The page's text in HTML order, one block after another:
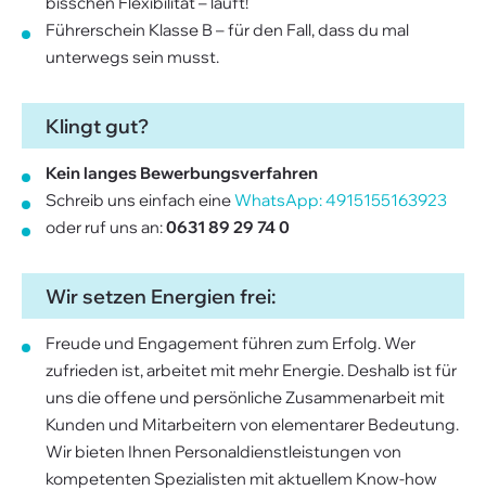
Führerschein Klasse B – für den Fall, dass du mal
unterwegs sein musst.
Klingt gut?
Kein langes Bewerbungsverfahren
Schreib uns einfach eineWhatsApp: 4915155163923
oder ruf uns an:0631 89 29 74 0
Wir setzen Energien frei:
Freude und Engagement führen zum Erfolg. Wer
zufrieden ist, arbeitet mit mehr Energie. Deshalb ist für
uns die offene und persönliche Zusammenarbeit mit
Kunden und Mitarbeitern von elementarer Bedeutung.
Wir bieten Ihnen Personaldienstleistungen von
kompetenten Spezialisten mit aktuellem Know-how